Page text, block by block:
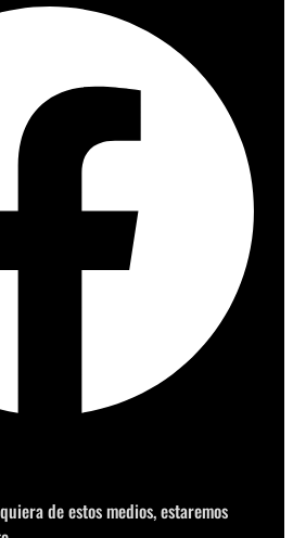
de estos medios, estaremos